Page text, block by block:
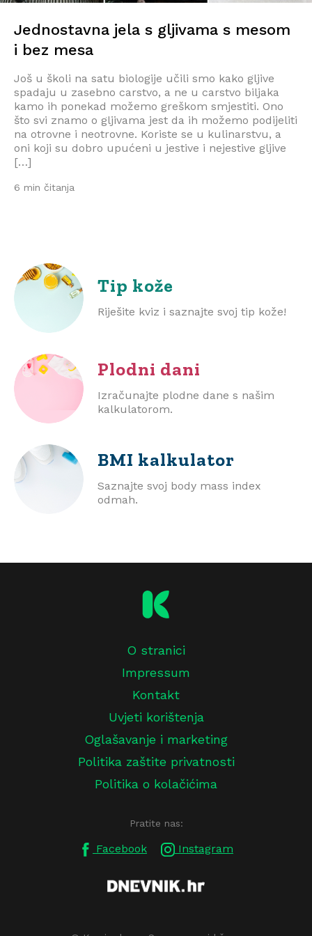
Jednostavna jela s gljivama s mesom
i bez mesa
Još u školi na satu biologije učili smo kako gljive
spadaju u zasebno carstvo, a ne u carstvo biljaka
kamo ih ponekad možemo greškom smjestiti. Ono
što svi znamo o gljivama jest da ih možemo podijeliti
na otrovne i neotrovne. Koriste se u kulinarstvu, a
oni koji su dobro upućeni u jestive i nejestive gljive
[…]
6 min čitanja
Tip kože
Riješite kviz i saznajte svoj tip kože!
Plodni dani
Izračunajte plodne dane s našim
kalkulatorom.
BMI kalkulator
Saznajte svoj body mass index
odmah.
O stranici
Impressum
Kontakt
Uvjeti korištenja
Oglašavanje i marketing
Politika zaštite privatnosti
Politika o kolačićima
Pratite nas:
Facebook Instagram